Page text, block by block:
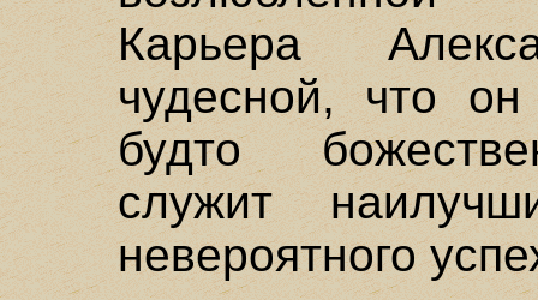
Карьера
чудесной, что
будто
служит
невероятного